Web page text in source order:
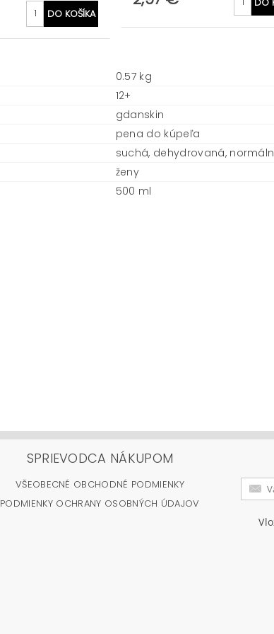
0.57 kg
12+
gdanskin
pena do kúpeľa
suchá, dehydrovaná,
ženy
500 ml
SPRIEVODCA NÁKUPOM
VŠEOBECNÉ OBCHODNÉ PODMIENKY
PODMIENKY OCHRANY OSOBNÝCH ÚDAJOV